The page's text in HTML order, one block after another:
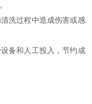
洗过程中造成伤害或感
备和人工投入，节约成